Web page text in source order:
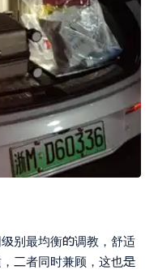
别最均衡调教，舒适
者同时兼顾，这也